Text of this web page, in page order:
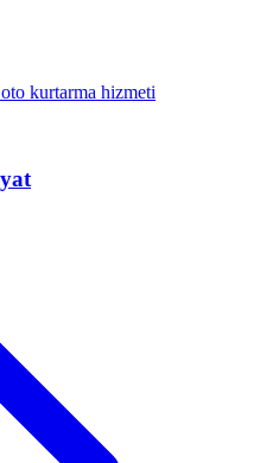
kurtarma hizmeti